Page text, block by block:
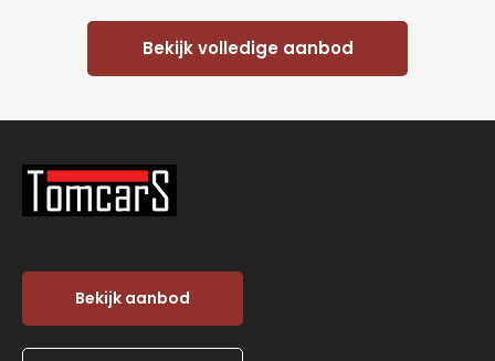
Bekijk volledige aanbod
Bekijk aanbod